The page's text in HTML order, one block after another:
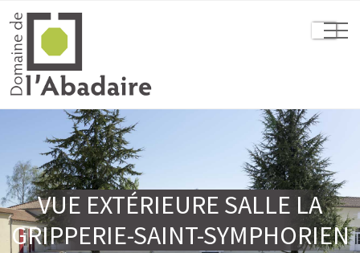
VUE EXTÉRIEURE SALLE LA
GRIPPERIE-SAINT-SYMPHORIEN